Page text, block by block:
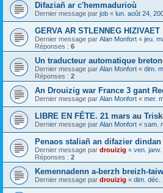
Difaziañ ar c'hemmadurioù
Dernier message par job « lun. août 24,
GERVA AR STLENNEG HIZIVAET
Dernier message par Alan Monfort « jeu.
Réponses : 6
Un traducteur automatique
Dernier message par Alan Monfort « dim.
Réponses : 2
An Drouizig war France 3 gant
Dernier message par Alan Monfort « mer.
LIBRE EN FÊTE. 21 mars au
Dernier message par Alan Monfort « sam.
Penaos staliañ an difazier dindan
Dernier message par drouizig « ven.
Réponses : 2
Kemennadenn a-berzh breizh-
Dernier message par drouizig « dim. déc.